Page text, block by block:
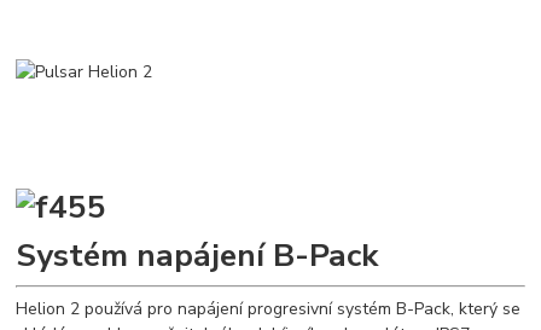
Systém napájení B-Pack
Helion 2 používá pro napájení progresivní systém B-Pack, který se